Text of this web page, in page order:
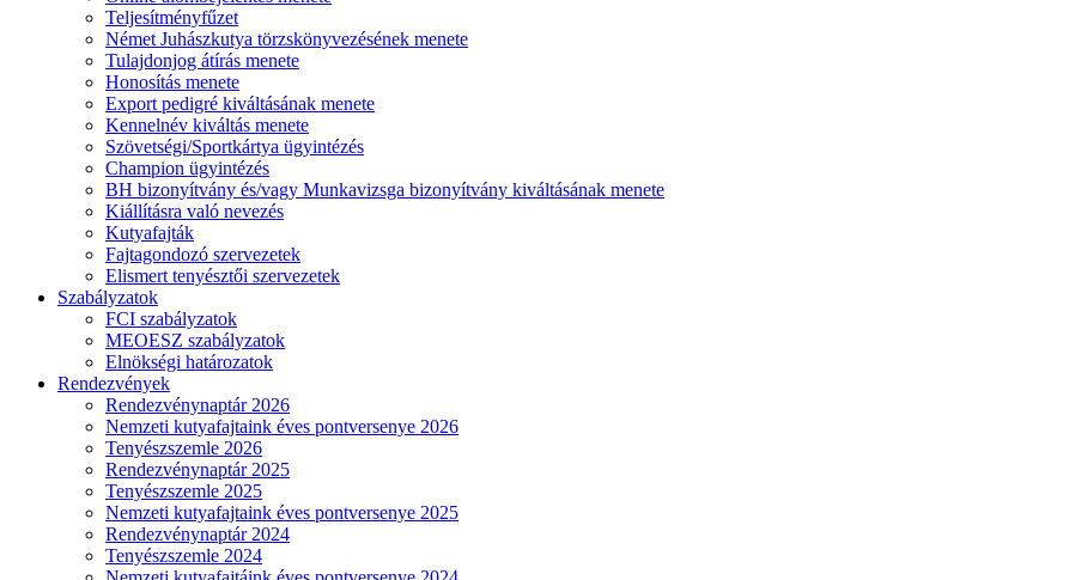
Teljesítményfűzet
Német Juhászkutya törzskönyvezésének menete
Tulajdonjog átírás menete
Honosítás menete
Export pedigré kiváltásának menete
Kennelnév kiváltás menete
Szövetségi/Sportkártya ügyintézés
Champion ügyintézés
BH bizonyítvány és/vagy Munkavizsga bizonyítvány kiváltásának menete
Kiállításra való nevezés
Kutyafajták
Fajtagondozó szervezetek
Elismert tenyésztői szervezetek
Szabályzatok
FCI szabályzatok
MEOESZ szabályzatok
Elnökségi határozatok
Rendezvények
Rendezvénynaptár 2026
Nemzeti kutyafajtaink éves pontversenye 2026
Tenyészszemle 2026
Rendezvénynaptár 2025
Tenyészszemle 2025
Nemzeti kutyafajtaink éves pontversenye 2025
Rendezvénynaptár 2024
Tenyészszemle 2024